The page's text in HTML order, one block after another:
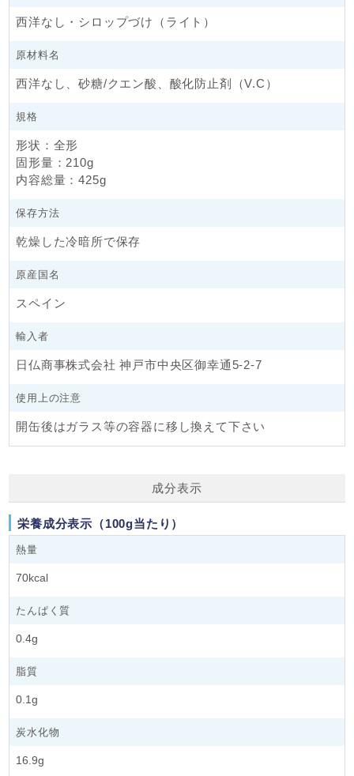
西洋なし・シロップづけ（ライト）
原材料名
西洋なし、砂糖/クエン酸、酸化防止剤（V.C）
規格
形状：全形
固形量：210g
内容総量：425g
保存方法
乾燥した冷暗所で保存
原産国名
スペイン
輸入者
日仏商事株式会社 神戸市中央区御幸通5-2-7
使用上の注意
開缶後はガラス等の容器に移し換えて下さい
成分表示
栄養成分表示（100g当たり）
熱量
70kcal
たんぱく質
0.4g
脂質
0.1g
炭水化物
16.9g